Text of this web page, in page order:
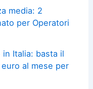
media: 2
per Operatori
Italia: basta il
al mese per